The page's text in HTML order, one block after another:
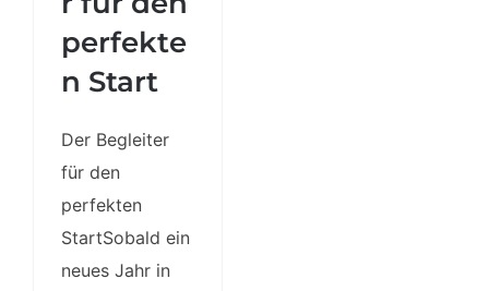
perfekte
n Start
Der Begleiter
für den
perfekten
StartSobald ein
neues Jahr in